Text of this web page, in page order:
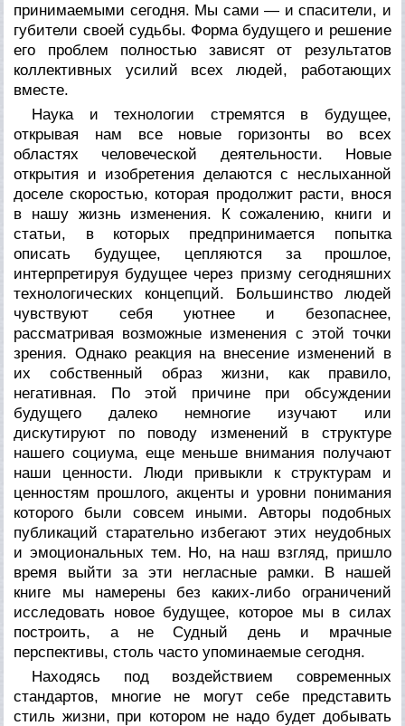
принимаемыми сегодня. Мы сами — и спасители, и
губители своей судьбы. Форма будущего и решение
его проблем полностью зависят от результатов
коллективных усилий всех людей, работающих
вместе.
Наука и технологии стремятся в будущее,
открывая нам все новые горизонты во всех
областях человеческой деятельности. Новые
открытия и изобретения делаются с неслыханной
доселе скоростью, которая продолжит расти, внося
в нашу жизнь изменения. К сожалению, книги и
статьи, в которых предпринимается попытка
описать будущее, цепляются за прошлое,
интерпретируя будущее через призму сегодняшних
технологических концепций. Большинство людей
чувствуют себя уютнее и безопаснее,
рассматривая возможные изменения с этой точки
зрения. Однако реакция на внесение изменений в
их собственный образ жизни, как правило,
негативная. По этой причине при обсуждении
будущего далеко немногие изучают или
дискутируют по поводу изменений в структуре
нашего социума, еще меньше внимания получают
наши ценности. Люди привыкли к структурам и
ценностям прошлого, акценты и уровни понимания
которого были совсем иными. Авторы подобных
публикаций старательно избегают этих неудобных
и эмоциональных тем. Но, на наш взгляд, пришло
время выйти за эти негласные рамки. В нашей
книге мы намерены без каких-либо ограничений
исследовать новое будущее, которое мы в силах
построить, а не Судный день и мрачные
перспективы, столь часто упоминаемые сегодня.
Находясь под воздействием современных
стандартов, многие не могут себе представить
стиль жизни, при котором не надо будет добывать